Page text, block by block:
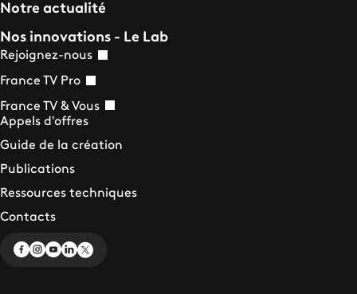
Notre actualité
Nos innovations - Le Lab
Rejoignez-nous
France TV Pro
France TV & Vous
Appels d'offres
Guide de la création
Publications
Ressources techniques
Contacts